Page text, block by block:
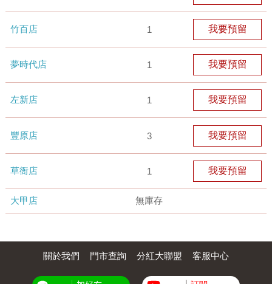
竹百店 1 我要預留
夢時代店 1 我要預留
左新店 1 我要預留
豐原店 3 我要預留
草衙店 1 我要預留
大甲店 無庫存
關於我們 門市查詢 分紅大聯盟 客服中心